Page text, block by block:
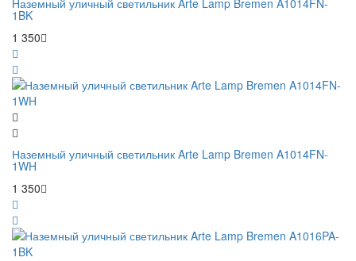
Наземный уличный светильник Arte Lamp Bremen A1014FN-
1BK
1 350
Наземный уличный светильник Arte Lamp Bremen A1014FN-
1WH
1 350